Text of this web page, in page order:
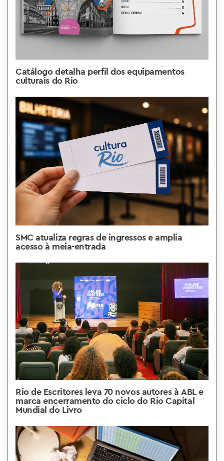
Catálogo detalha perfil dos equipamentos
culturais do Rio
SMC atualiza regras de ingressos e amplia
acesso à meia-entrada
Rio de Escritores leva 70 novos autores à ABL e
marca encerramento do ciclo do Rio Capital
Mundial do Livro